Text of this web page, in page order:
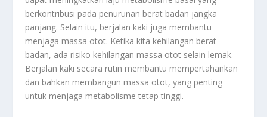
berkontribusi pada penurunan berat badan jangka
panjang. Selain itu, berjalan kaki juga membantu
menjaga massa otot. Ketika kita kehilangan berat
badan, ada risiko kehilangan massa otot selain lemak.
Berjalan kaki secara rutin membantu mempertahankan
dan bahkan membangun massa otot, yang penting
untuk menjaga metabolisme tetap tinggi.